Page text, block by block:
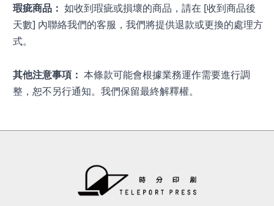
瑕疵商品： 如收到瑕疵或損壞的商品，請在 [收到商品後
天數] 內聯絡我們的客服，我們將提供退款或更換的處理方
式。
其他注意事項： 本條款可能會根據業務運作需要進行調
整，恕不另行通知。我們保留最終解釋權。